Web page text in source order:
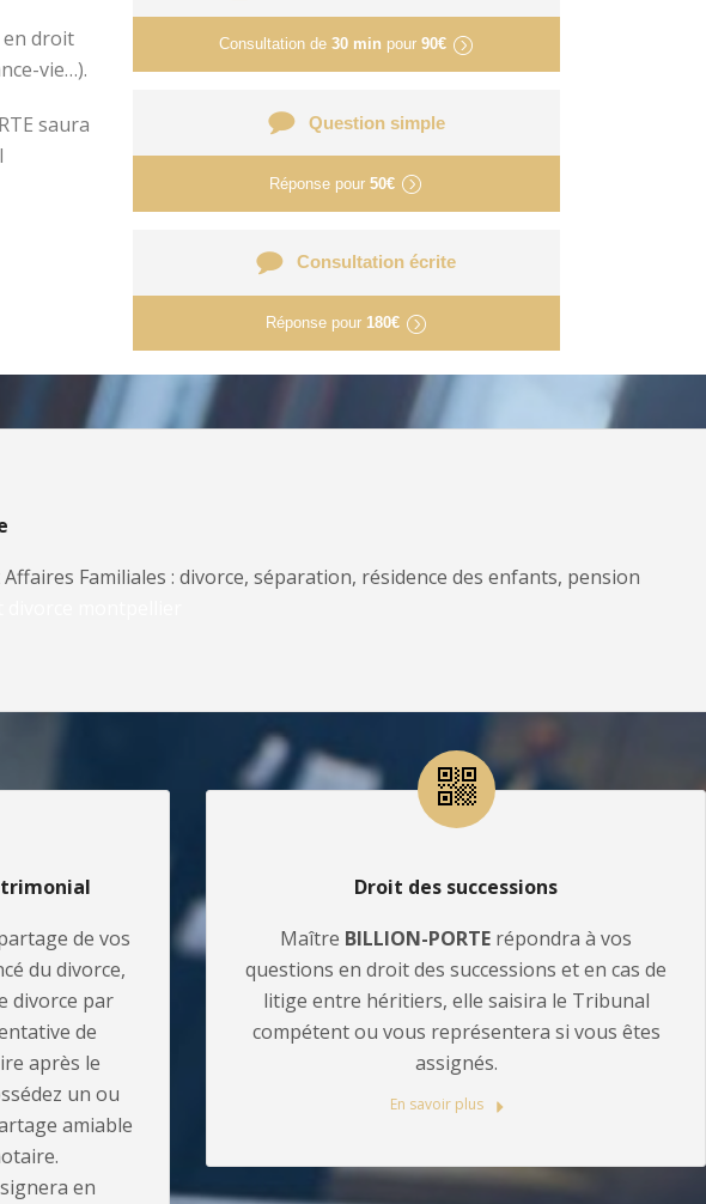
en droit
vie…).
saura
Consultation de 30 min pour 90€
Question simple
Réponse pour50€
Consultation écrite
Réponse pour 180€
Familiales : divorce, séparation, résidence des enfants, pension
de vos
du divorce,
divorce par
de
après le
un ou
amiable
en
Droit des successions
Maître BILLION-PORTE répondra à vos
questions en droit des successions et en cas de
litige entre héritiers, elle saisira le Tribunal
compétent ou vous représentera si vous êtes
assignés.
En savoir plus